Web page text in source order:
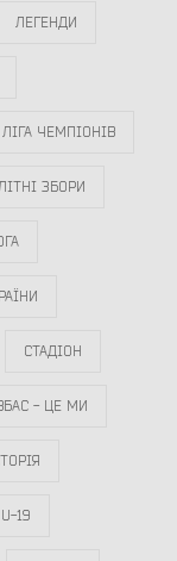
ЛЕГЕНДИ
ЛІГА ЧЕМПІОНІВ
ЗБОРИ
СТАДІОН
- ЦЕ МИ
U-19